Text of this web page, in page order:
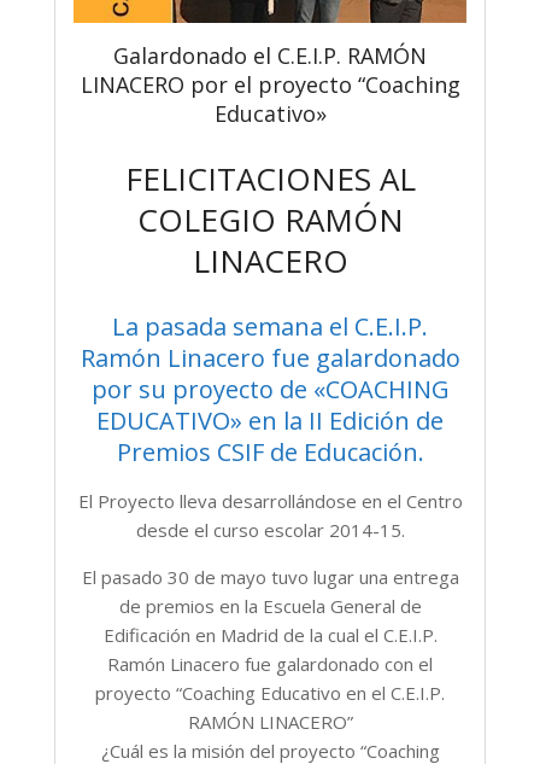
Galardonado el C.E.I.P. RAMÓN
LINACERO por el proyecto “Coaching
Educativo»
FELICITACIONES AL
COLEGIO RAMÓN
LINACERO
La pasada semana el C.E.I.P.
Ramón Linacero fue galardonado
por su proyecto de «COACHING
EDUCATIVO» en la II Edición de
Premios CSIF de Educación.
El Proyecto lleva desarrollándose en el Centro
desde el curso escolar 2014-15.
El pasado 30 de mayo tuvo lugar una entrega
de premios en la Escuela General de
Edificación en Madrid de la cual el C.E.I.P.
Ramón Linacero fue galardonado con el
proyecto “Coaching Educativo en el C.E.I.P.
RAMÓN LINACERO”
¿Cuál es la misión del proyecto “Coaching